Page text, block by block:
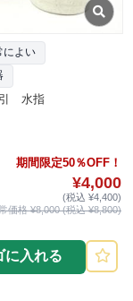
によい
水指
期間限定50％OFF！
¥4,000
(税込 ¥4,400)
価格 ¥8,000 (税込 ¥8,800)
に入れる